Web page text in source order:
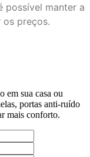
possível manter a
preços.
em sua casa ou
portas anti-ruído
mais conforto.